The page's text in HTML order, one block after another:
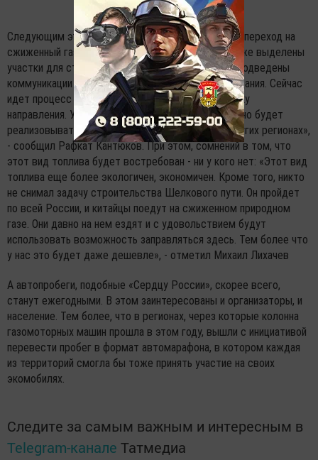
Следующим этапом развития направления станет переход на
сжиженный газ. В Татарстане - под Чистополем уже выделены
участки для строительства криогенных станций, подведены
коммуникации и построена фундаментная часть здания. Сейчас
идет процесс изучения рынка: «Смотрим экономику
направления. Успешные однотипные проекты можно будет
реализовывать не только в Татарстане, но и в других регионах»,
- сообщил Рафкат Кантюков. При этом, сомнений в том, что
этот вид топлива будет востребован - ни у кого нет: «Этот вид
топлива еще более экологичен, экономичен. Кроме того, никто
не снимал задачу строительства Шелкового пути. Он пройдет
по всей России, и китайцы поедут на сжиженном природном
газе. Они давно на нем ездят и с удовольствием будут
использовать возможность заправляться здесь. Тем более что
у нас это будет даже дешевле», - отметил Михаил Лихачев
А автопробеги, подобные «Сердцу России», скорее всего,
станут ежегодными. В этом заинтересованы и организаторы, и
население. Тем более, что в регионах, через которые колонна
газомоторных машин прошла в этом году, вышли с инициативой
перевести пробег в формат автомарафона, в котором каждая
из территорий смогла бы тоже принять участие на своих
экомобилях.
Следите за самым важным и интересным в
Telegram-канале Татмедиа